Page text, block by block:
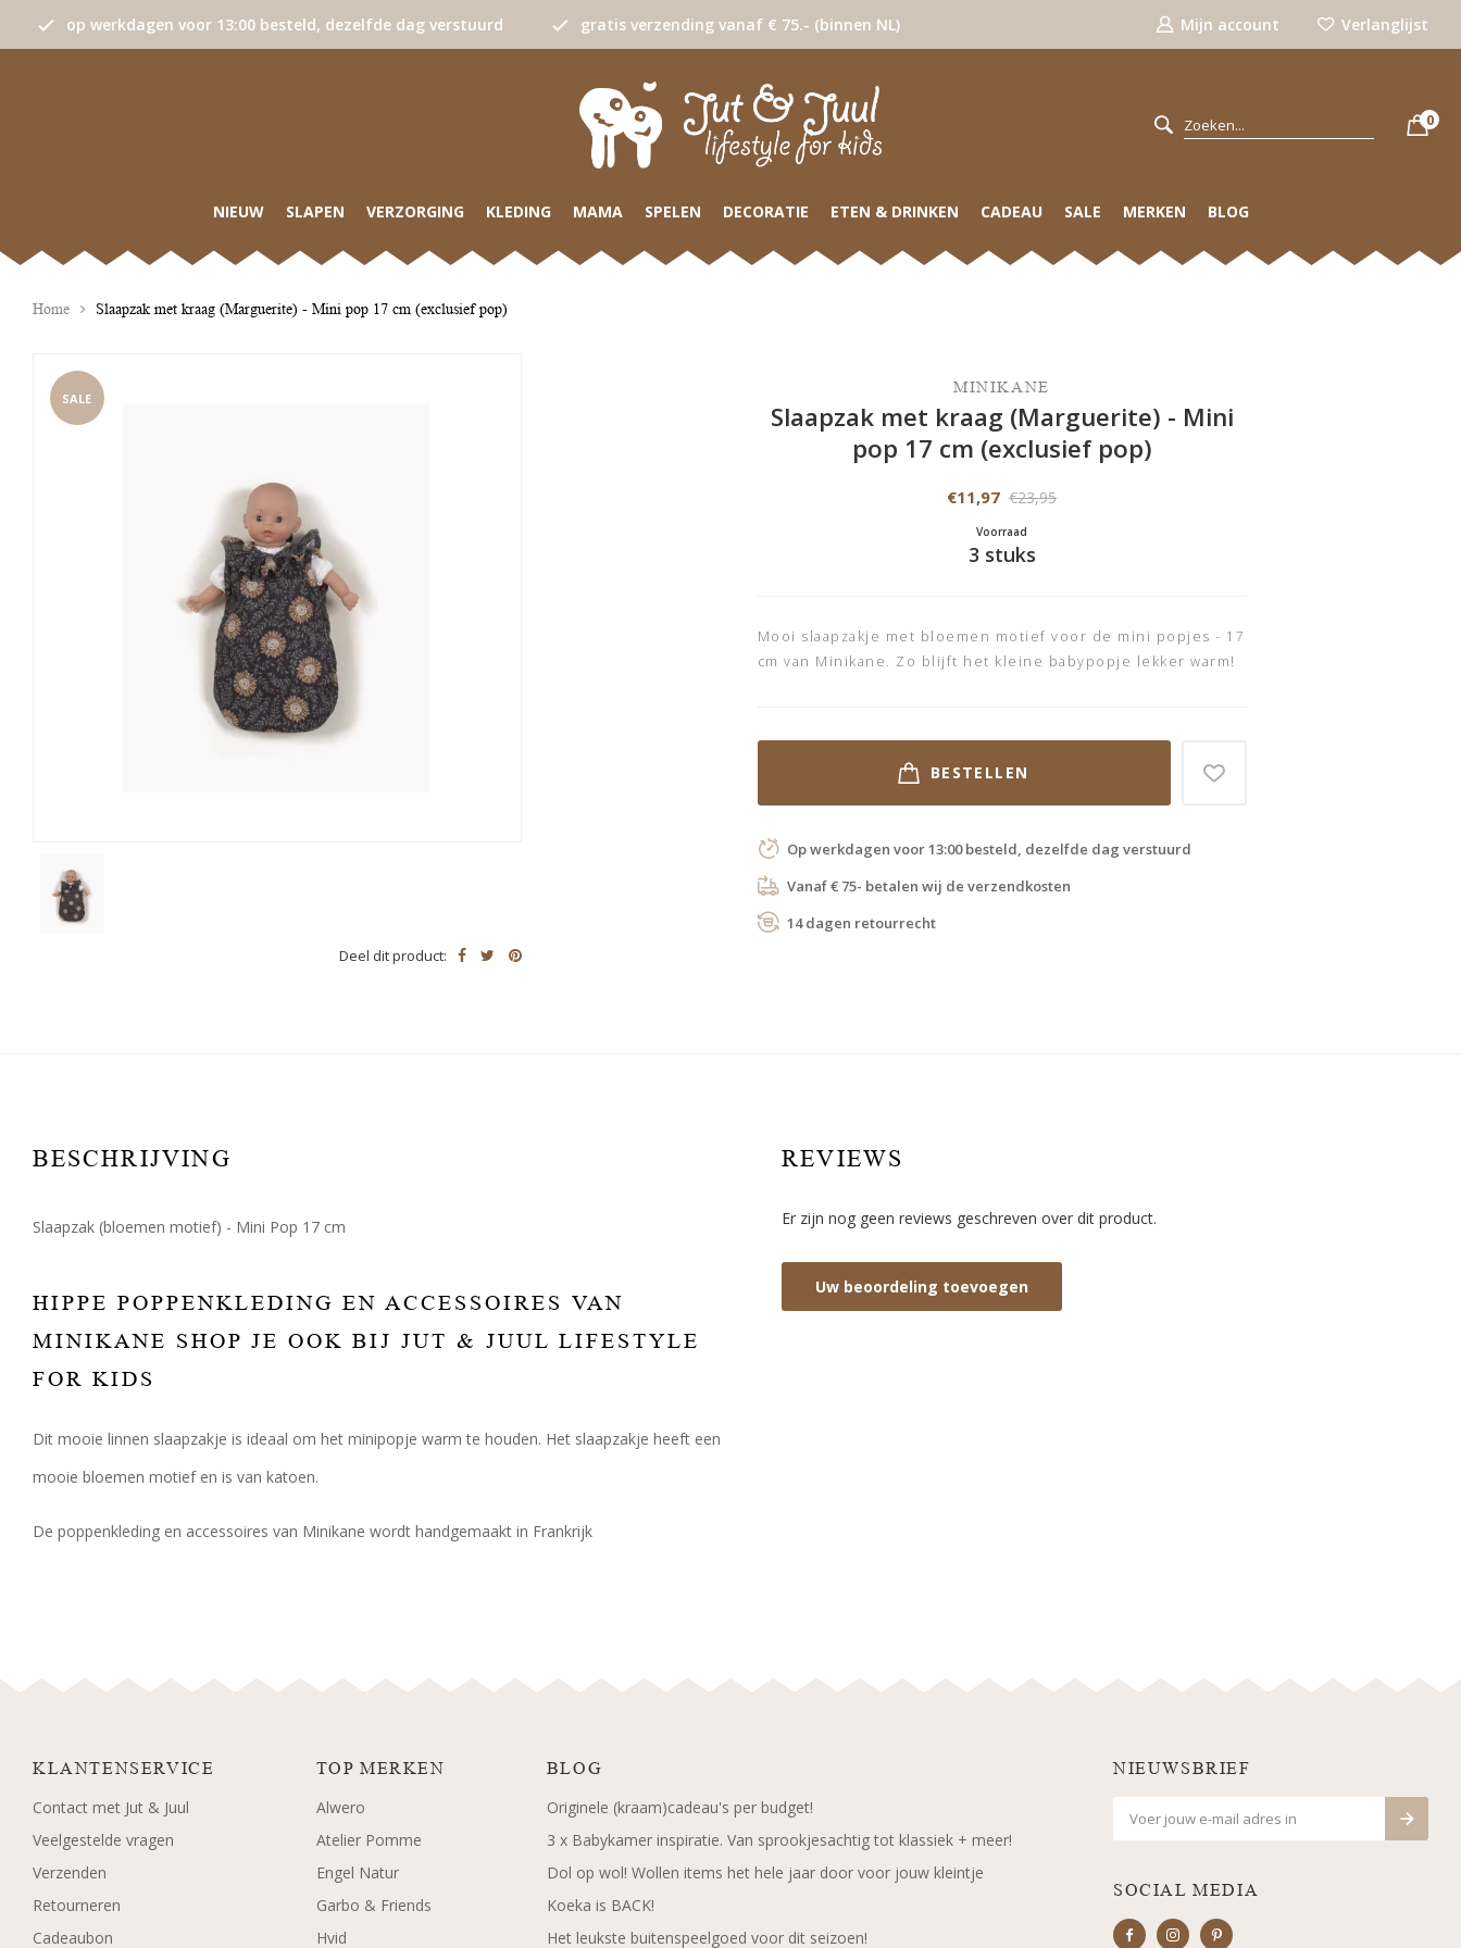
op werkdagen voor 13:00 besteld, dezelfde dag verstuurd gratis verzending vanaf € 75.- (binnen NL) Mijn account Verlanglijst
0
NIEUW SLAPEN VERZORGING KLEDING MAMA SPELEN DECORATIE ETEN & DRINKEN CADEAU SALE MERKEN BLOG
Home Slaapzak met kraag (Marguerite) - Mini pop 17 cm (exclusief pop)
SALE
Deel dit product:
MINIKANE
Slaapzak met kraag (Marguerite) - Mini
pop 17 cm (exclusief pop)
€11,97 €23,95
Voorraad
3 stuks
Mooi slaapzakje met bloemen motief voor de mini popjes - 17
cm van Minikane. Zo blijft het kleine babypopje lekker warm!
BESTELLEN
Op werkdagen voor 13:00 besteld, dezelfde dag verstuurd
Vanaf € 75- betalen wij de verzendkosten
14 dagen retourrecht
BESCHRIJVING
Slaapzak (bloemen motief) - Mini Pop 17 cm
HIPPE POPPENKLEDING EN ACCESSOIRES VAN
MINIKANE SHOP JE OOK BIJ JUT & JUUL LIFESTYLE
FOR KIDS
Dit mooie linnen slaapzakje is ideaal om het minipopje warm te houden. Het slaapzakje heeft een
mooie bloemen motief en is van katoen.
De poppenkleding en accessoires van Minikane wordt handgemaakt in Frankrijk
REVIEWS
Er zijn nog geen reviews geschreven over dit product.
Uw beoordeling toevoegen
KLANTENSERVICE
Contact met Jut & Juul
Veelgestelde vragen
Verzenden
Retourneren
Cadeaubon
TOP MERKEN
Alwero
Atelier Pomme
Engel Natur
Garbo & Friends
Hvid
BLOG
Originele (kraam)cadeau's per budget!
3 x Babykamer inspiratie. Van sprookjesachtig tot klassiek + meer!
Dol op wol! Wollen items het hele jaar door voor jouw kleintje
Koeka is BACK!
Het leukste buitenspeelgoed voor dit seizoen!
NIEUWSBRIEF
SOCIAL MEDIA